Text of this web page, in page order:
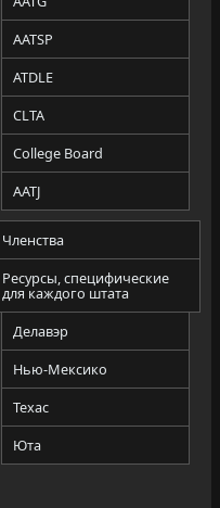
AATSP
ATDLE
CLTA
College Board
AATJ
Членства
Ресурсы, специфические
для каждого штата
Делавэр
Нью-Мексико
Техас
Юта